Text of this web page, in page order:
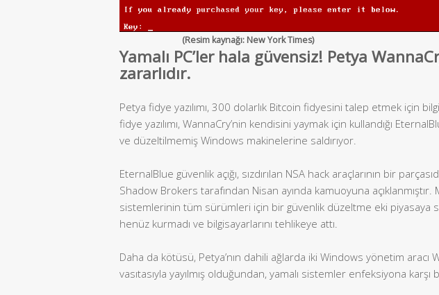
(Resim kaynağı: New York Times)
Yamalı PC’ler hala güvensiz! Petya
zararlıdır.
Petya fidye yazılımı, 300 dolarlık Bitcoin fidyesini talep etmek için
fidye yazılımı, WannaCry’nin kendisini yaymak için kullandığı
ve düzeltilmemiş Windows makinelerine saldırıyor.
EternalBlue güvenlik açığı, sızdırılan NSA hack araçlarının bir
Shadow Brokers tarafından Nisan ayında kamuoyuna
sistemlerinin tüm sürümleri için bir güvenlik düzeltme eki piyasaya
henüz kurmadı ve bilgisayarlarını tehlikeye attı.
Daha da kötüsü, Petya’nın dahili ağlarda iki Windows yönetim aracı
vasıtasıyla yayılmış olduğundan, yamalı sistemler enfeksiyona karşı